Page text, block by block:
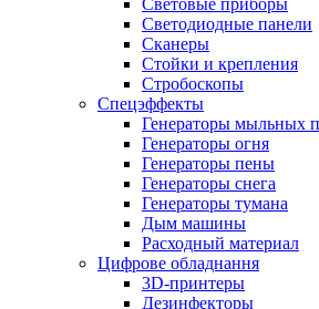
Световые приборы
Светодиодные панели
Сканеры
Стойки и крепления
Стробоскопы
Спецэффекты
Генераторы мыльных
Генераторы огня
Генераторы пены
Генераторы снега
Генераторы тумана
Дым машины
Расходный материал
Цифрове обладнання
3D-принтеры
Дезинфекторы